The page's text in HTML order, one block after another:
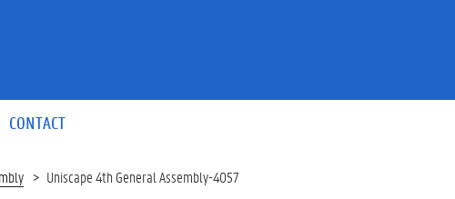
CONTACT
Uniscape 4th General Assembly-4057